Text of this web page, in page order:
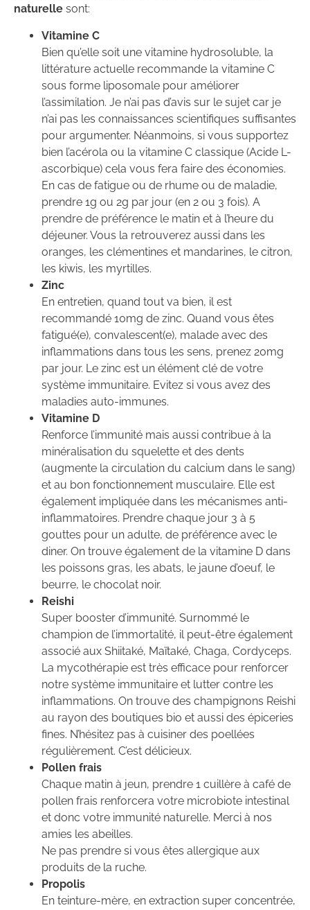
naturelle sont:
Vitamine C
Bien qu’elle soit une vitamine hydrosoluble, la
littérature actuelle recommande la vitamine C
sous forme liposomale pour améliorer
l’assimilation. Je n’ai pas d’avis sur le sujet car je
n’ai pas les connaissances scientifiques suffisantes
pour argumenter. Néanmoins, si vous supportez
bien l’acérola ou la vitamine C classique (Acide L-
ascorbique) cela vous fera faire des économies.
En cas de fatigue ou de rhume ou de maladie,
prendre 1g ou 2g par jour (en 2 ou 3 fois). A
prendre de préférence le matin et à l’heure du
déjeuner. Vous la retrouverez aussi dans les
oranges, les clémentines et mandarines, le citron,
les kiwis, les myrtilles.
Zinc
En entretien, quand tout va bien, il est
recommandé 10mg de zinc. Quand vous êtes
fatigué(e), convalescent(e), malade avec des
inflammations dans tous les sens, prenez 20mg
par jour. Le zinc est un élément clé de votre
système immunitaire. Evitez si vous avez des
maladies auto-immunes.
Vitamine D
Renforce l’immunité mais aussi contribue à la
minéralisation du squelette et des dents
(augmente la circulation du calcium dans le sang)
et au bon fonctionnement musculaire. Elle est
également impliquée dans les mécanismes anti-
inflammatoires. Prendre chaque jour 3 à 5
gouttes pour un adulte, de préférence avec le
diner. On trouve également de la vitamine D dans
les poissons gras, les abats, le jaune d’oeuf, le
beurre, le chocolat noir.
Reishi
Super booster d’immunité. Surnommé le
champion de l’immortalité, il peut-être également
associé aux Shiitaké, Maïtaké, Chaga, Cordyceps.
La mycothérapie est très efficace pour renforcer
notre système immunitaire et lutter contre les
inflammations. On trouve des champignons Reishi
au rayon des boutiques bio et aussi des épiceries
fines. N’hésitez pas à cuisiner des poellées
régulièrement. C’est délicieux.
Pollen frais
Chaque matin à jeun, prendre 1 cuillère à café de
pollen frais renforcera votre microbiote intestinal
et donc votre immunité naturelle. Merci à nos
amies les abeilles.
Ne pas prendre si vous êtes allergique aux
produits de la ruche.
Propolis
En teinture-mère, en extraction super concentrée,